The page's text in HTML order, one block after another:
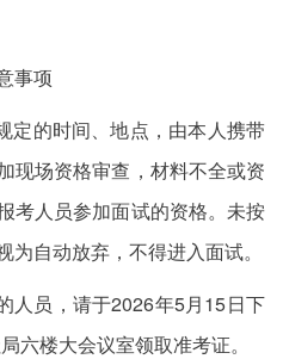
事项
定的时间、地点，由本人携带
现场资格审查，材料不全或资
考人员参加面试的资格。未按
自动放弃，不得进入面试。
人员，请于2026年5月15日下
六楼大会议室领取准考证。